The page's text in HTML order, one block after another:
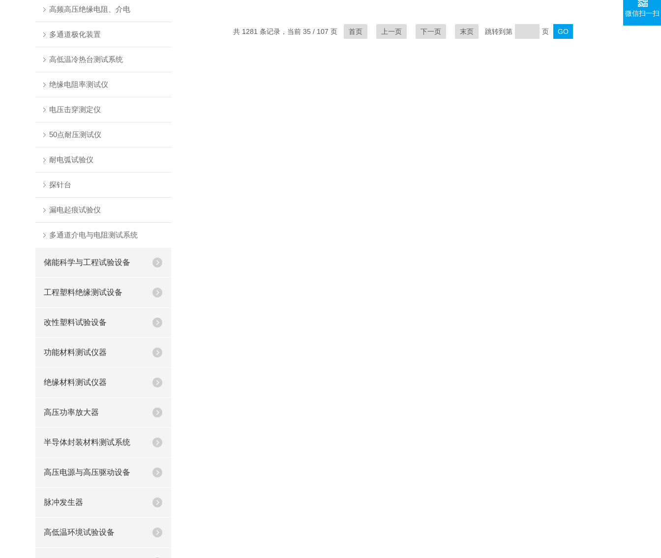
高频高压绝缘电阻、介电
多通道极化装置
高低温冷热台测试系统
绝缘电阻率测试仪
电压击穿测定仪
50点耐压测试仪
耐电弧试验仪
探针台
漏电起痕试验仪
多通道介电与电阻测试系统
储能科学与工程试验设备
工程塑料绝缘测试设备
改性塑料试验设备
功能材料测试仪器
绝缘材料测试仪器
高压功率放大器
半导体封装材料测试系统
高压电源与高压驱动设备
脉冲发生器
高低温环境试验设备
共 1281 条记录，当前 35 / 107 页 首页 上一页 下一页 末页 跳转到第 页
微信扫一扫